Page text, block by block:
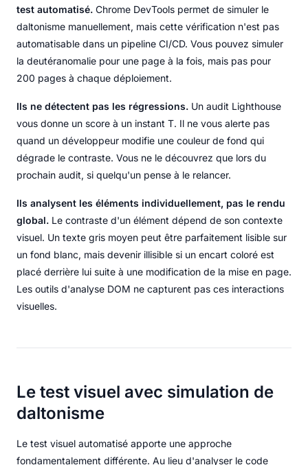
test automatisé. Chrome DevTools permet de simuler le
daltonisme manuellement, mais cette vérification n'est pas
automatisable dans un pipeline CI/CD. Vous pouvez simuler
la deutéranomalie pour une page à la fois, mais pas pour
200 pages à chaque déploiement.
Ils ne détectent pas les régressions. Un audit Lighthouse
vous donne un score à un instant T. Il ne vous alerte pas
quand un développeur modifie une couleur de fond qui
dégrade le contraste. Vous ne le découvrez que lors du
prochain audit, si quelqu'un pense à le relancer.
Ils analysent les éléments individuellement, pas le rendu
global. Le contraste d'un élément dépend de son contexte
visuel. Un texte gris moyen peut être parfaitement lisible sur
un fond blanc, mais devenir illisible si un encart coloré est
placé derrière lui suite à une modification de la mise en page.
Les outils d'analyse DOM ne capturent pas ces interactions
visuelles.
Le test visuel avec simulation de
daltonisme
Le test visuel automatisé apporte une approche
fondamentalement différente. Au lieu d'analyser le code